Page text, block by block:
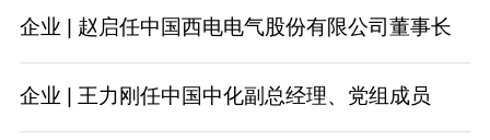
企业 | 赵启任中国西电电气股份有限公司董事长
企业 | 王力刚任中国中化副总经理、党组成员